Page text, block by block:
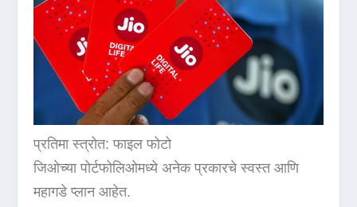
प्रतिमा स्त्रोत: फाइल फोटो
जिओच्या पोर्टफोलिओमध्ये अनेक प्रकारचे स्वस्त आणि
महागडे प्लान आहेत.